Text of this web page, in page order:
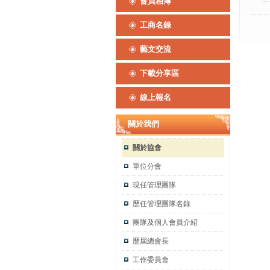
工商名錄
藝文交流
下載分享區
線上報名
關於我們
關於協會
單位分會
現任管理團隊
歷任管理團隊名錄
團隊及個人會員介紹
歷屆總會長
工作委員會